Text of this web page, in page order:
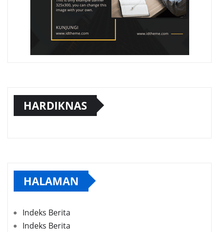
HARDIKNAS
HALAMAN
Indeks Berita
Indeks Berita